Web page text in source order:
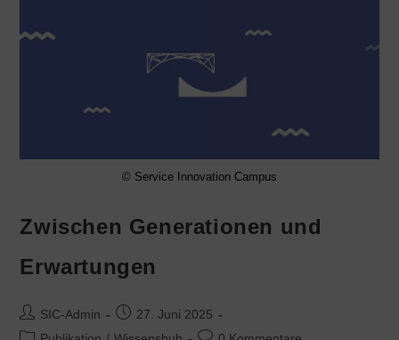
© Service Innovation Campus
Zwischen Generationen und
Erwartungen
SIC-Admin
27. Juni 2025